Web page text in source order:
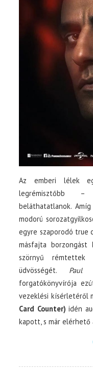
Az emberi lélek
legrémisztőbb –
beláthatatlanok.
modorú
egyre szaporodó true
másfajta
szörnyű rémtettek
üdvösségét. Paul
forgatókönyvírója
vezeklési kísérletéről
Card Counter) idén
kapott, s már elérhető